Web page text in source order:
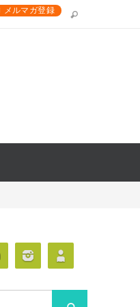
メルマガ登録